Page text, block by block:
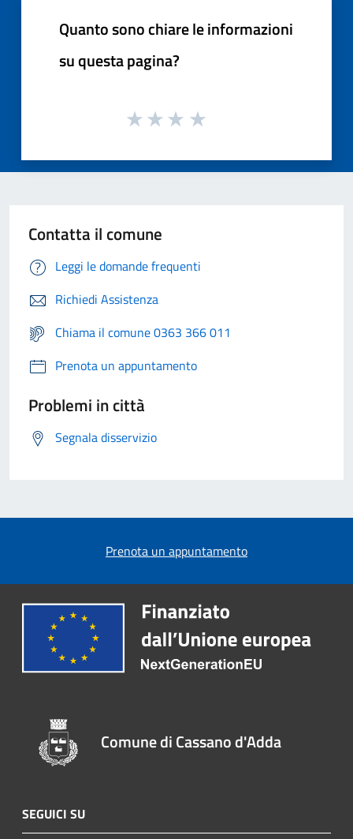
Quanto sono chiare le informazioni
su questa pagina?
Contatta il comune
Leggi le domande frequenti
Richiedi Assistenza
Chiama il comune 0363 366 011
Prenota un appuntamento
Problemi in città
Segnala disservizio
Prenota un appuntamento
Comune di Cassano d'Adda
SEGUICI SU